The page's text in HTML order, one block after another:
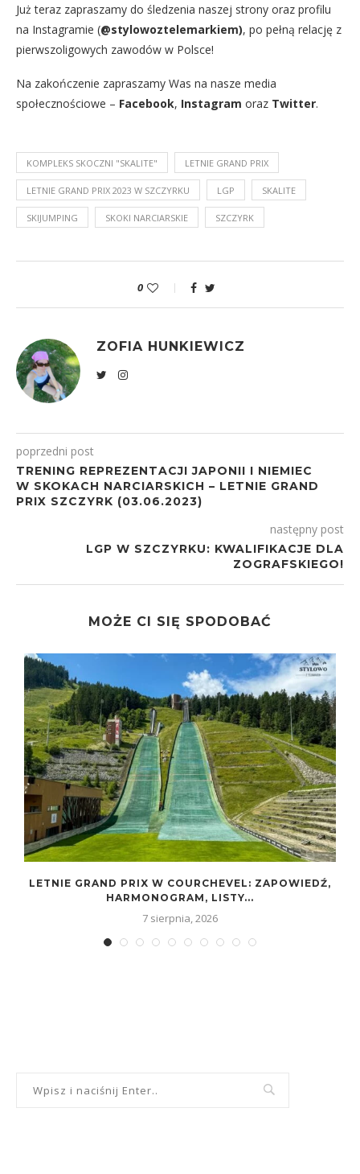
Już teraz zapraszamy do śledzenia naszej strony oraz profilu
na Instagramie (@stylowoztelemarkiem), po pełną relację z
pierwszoligowych zawodów w Polsce!
Na zakończenie zapraszamy Was na nasze media
społecznościowe – Facebook, Instagram oraz Twitter.
KOMPLEKS SKOCZNI "SKALITE" LETNIE GRAND PRIX
LETNIE GRAND PRIX 2023 W SZCZYRKU LGP SKALITE
SKIJUMPING SKOKI NARCIARSKIE SZCZYRK
0
ZOFIA HUNKIEWICZ
poprzedni post
TRENING REPREZENTACJI JAPONII I NIEMIEC
W SKOKACH NARCIARSKICH – LETNIE GRAND
PRIX SZCZYRK (03.06.2023)
następny post
LGP W SZCZYRKU: KWALIFIKACJE DLA
ZOGRAFSKIEGO!
MOŻE CI SIĘ SPODOBAĆ
LETNIE GRAND PRIX W COURCHEVEL: ZAPOWIEDŹ,
HARMONOGRAM, LISTY...
7 sierpnia, 2026